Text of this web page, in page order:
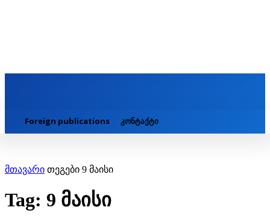
Foreign publications კონტაქტი
მთავარი თეგები 9 მაისი
Tag: 9 მაისი